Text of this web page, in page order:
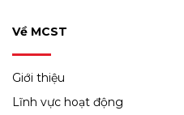
Về MCST
Giới thiệu
Lĩnh vực hoạt động